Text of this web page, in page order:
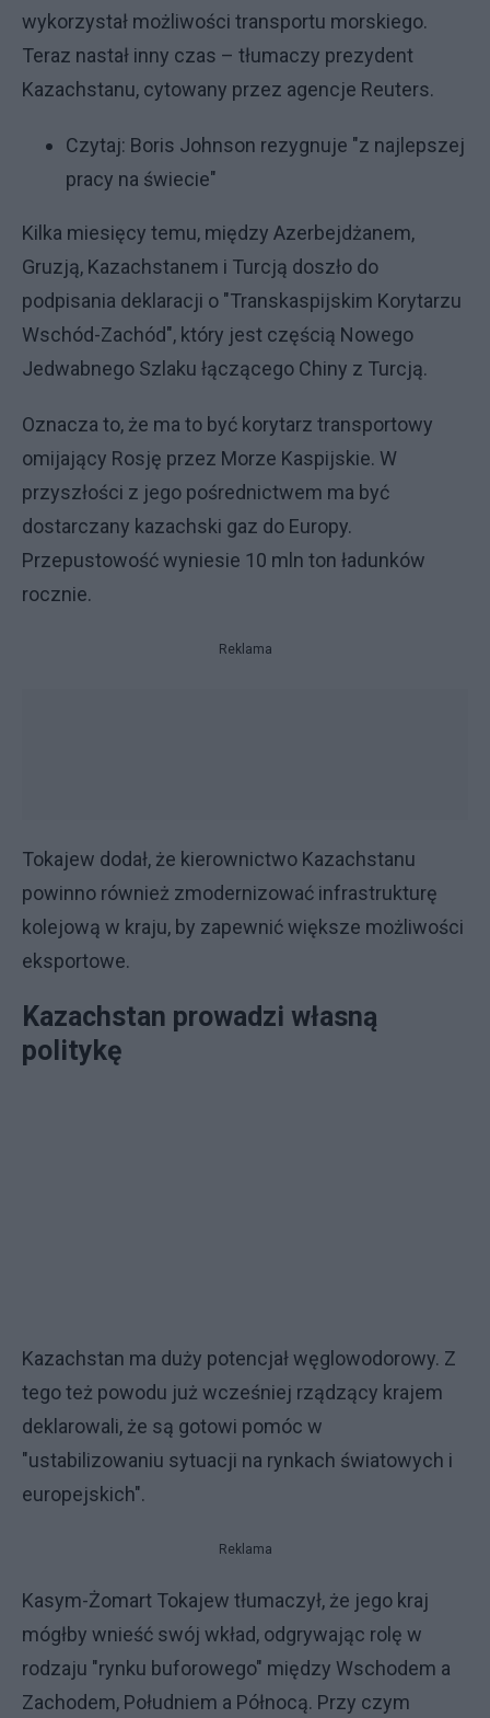
wykorzystał możliwości transportu morskiego.
Teraz nastał inny czas – tłumaczy prezydent
Kazachstanu, cytowany przez agencje Reuters.
Czytaj: Boris Johnson rezygnuje "z najlepszej
pracy na świecie"
Kilka miesięcy temu, między Azerbejdżanem,
Gruzją, Kazachstanem i Turcją doszło do
podpisania deklaracji o "Transkaspijskim Korytarzu
Wschód-Zachód", który jest częścią Nowego
Jedwabnego Szlaku łączącego Chiny z Turcją.
Oznacza to, że ma to być korytarz transportowy
omijający Rosję przez Morze Kaspijskie. W
przyszłości z jego pośrednictwem ma być
dostarczany kazachski gaz do Europy.
Przepustowość wyniesie 10 mln ton ładunków
rocznie.
Reklama
Tokajew dodał, że kierownictwo Kazachstanu
powinno również zmodernizować infrastrukturę
kolejową w kraju, by zapewnić większe możliwości
eksportowe.
Kazachstan prowadzi własną
politykę
Kazachstan ma duży potencjał węglowodorowy. Z
tego też powodu już wcześniej rządzący krajem
deklarowali, że są gotowi pomóc w
"ustabilizowaniu sytuacji na rynkach światowych i
europejskich".
Reklama
Kasym-Żomart Tokajew tłumaczył, że jego kraj
mógłby wnieść swój wkład, odgrywając rolę w
rodzaju "rynku buforowego" między Wschodem a
Zachodem, Południem a Północą. Przy czym